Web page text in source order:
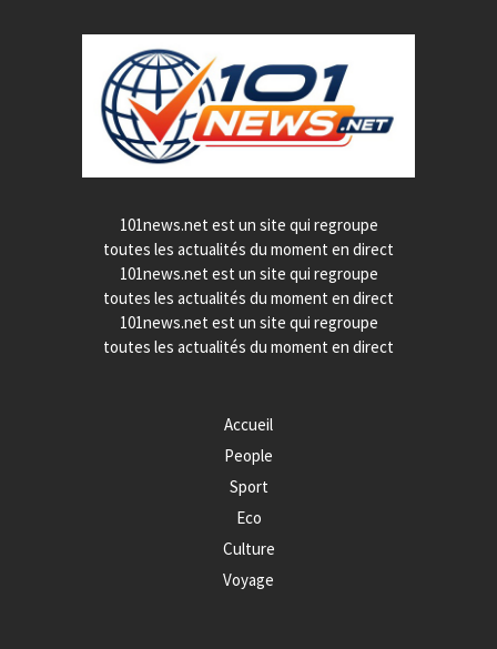
101news.net est un site qui regroupe
toutes les actualités du moment en direct
101news.net est un site qui regroupe
toutes les actualités du moment en direct
101news.net est un site qui regroupe
toutes les actualités du moment en direct
Accueil
People
Sport
Eco
Culture
Voyage